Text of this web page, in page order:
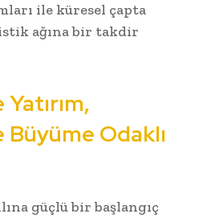
ile küresel çapta
ağına bir takdir
Odaklı
güçlü bir başlangıç